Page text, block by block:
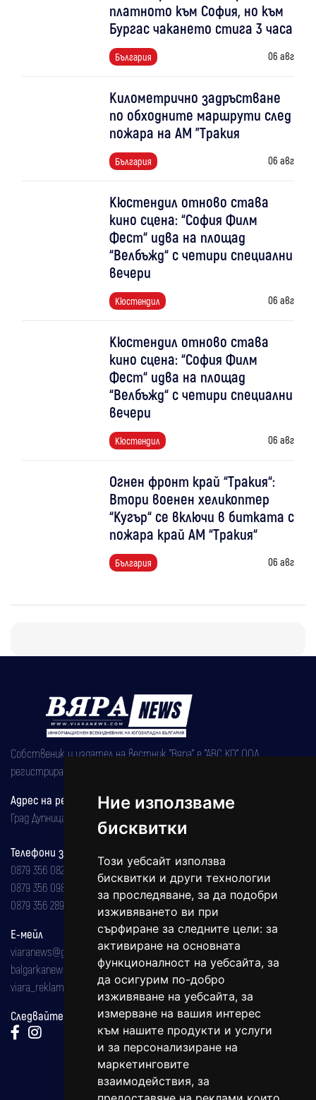
Ние използваме
бисквитки
Този уебсайт използва
бисквитки и други технологии
за проследяване, за да подобри
изживяването ви при
сърфиране за следните цели: за
активиране на основната
функционалност на уебсайта, за
да осигурим по-добро
изживяване на уебсайта, за
измерване на вашия интерес
към нашите продукти и услуги
и за персонализиране на
маркетинговите
взаимодействия, за
платното към София, но към
Бургас чакането стига 3 часа
България 06 авг
Километрично задръстване
по обходните маршрути след
пожара на АМ "Тракия
България 06 авг
Кюстендил отново става
кино сцена: “София Филм
Фест“ идва на площад
“Велбъжд“ с четири специални
вечери
Кюстендил 06 авг
Кюстендил отново става
кино сцена: “София Филм
Фест“ идва на площад
“Велбъжд“ с четири специални
вечери
Кюстендил 06 авг
Огнен фронт край “Тракия“:
Втори военен хеликоптер
“Кугър“ се включи в битката с
пожара край АМ “Тракия“
България 06 авг
Собственик и издател на вестник "Вяра" е "АВС КО" ООД,
регистрирана на 08.05.2002 година.
Адрес на редакцията
Град Дупница, ул.''Христо Ботев" 43
Телефони за реклама и абонаменти
0879 356 082
0879 356 098
0879 356 289
Е-мейл
viaranews@gmail.com
balgarkanews@gmail.com
viara_reklama@mail.bg
Следвайте ни: